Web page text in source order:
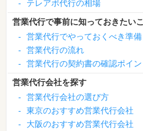
-
テレアポ代行の相場
営業代行で事前に知っておきたい
-
営業代行でやっておくべき準備
-
営業代行の流れ
-
営業代行の契約書の確認ポイン
営業代行会社を探す
-
営業代行会社の選び方
-
東京のおすすめ営業代行会社
-
大阪のおすすめ営業代行会社